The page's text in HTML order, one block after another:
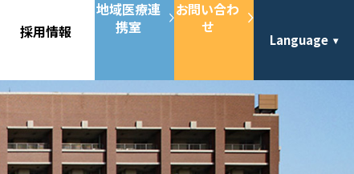
採用情報
地域医療連
携室
お問い合わ
せ
Language